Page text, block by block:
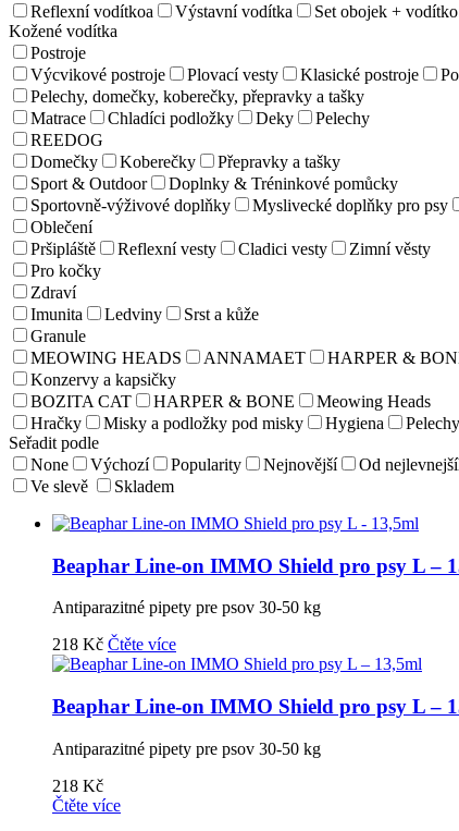
Reflexní vodítkoa
Výstavní vodítka Set obojek + vodítko
Kožené vodítka
Postroje
Výcvikové postroje
Plovací vesty Klasické postroje
Pelechy, domečky, koberečky, přepravky a tašky
Matrace
Chladíci podložky Deky
Pelechy
REEDOG
Domečky
Koberečky
Přepravky a tašky
Sport & Outdoor
Doplnky & Tréninkové pomůcky
Sportovně-výživové doplňky
Myslivecké doplňky pro psy
Oblečení
Pršipláště
Reflexní vesty Cladici vesty
Zimní věsty
Pro kočky
Zdraví
Imunita
Ledviny
Srst a kůže
Granule
MEOWING HEADS
ANNAMAET HARPER &
Konzervy a kapsičky
BOZITA CAT
HARPER & BONE
Meowing Heads
Hračky
Misky a podložky pod misky Hygiena
Seřadit podle
None
Výchozí Popularity Nejnovější Od
Ve slevě
Skladem
Beaphar Line-on IMMO Shield pro psy L –
Antiparazitné pipety pre psov 30-50 kg
218 Kč Čtěte více
Beaphar Line-on IMMO Shield pro psy L –
Antiparazitné pipety pre psov 30-50 kg
218 Kč
Čtěte více